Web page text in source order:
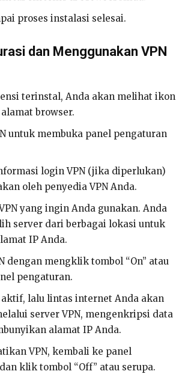
proses instalasi selesai.
dan Menggunakan VPN
terinstal, Anda akan melihat ikon
browser.
untuk membuka panel pengaturan
login VPN (jika diperlukan)
oleh penyedia VPN Anda.
yang ingin Anda gunakan. Anda
server dari berbagai lokasi untuk
IP Anda.
dengan mengklik tombol “On” atau
pengaturan.
aktif, lalu lintas internet Anda akan
server VPN, mengenkripsi data
alamat IP Anda.
VPN, kembali ke panel
klik tombol “Off” atau serupa.